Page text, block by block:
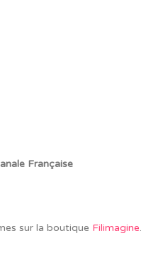
Française
sur la boutique Filimagine.